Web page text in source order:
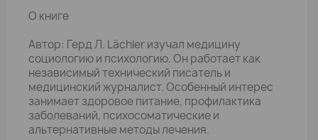
О книге
Автор: Герд Л. Lächler изучал медицину
социологию и психологию. Он работает как
независимый технический писатель и
медицинский журналист. Особенный интерес
занимает здоровое питание, профилактика
заболеваний, психосоматические и
альтернативные методы лечения.